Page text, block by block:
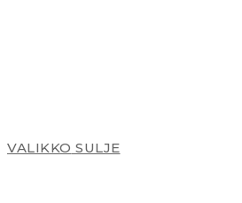
VALIKKO SULJE